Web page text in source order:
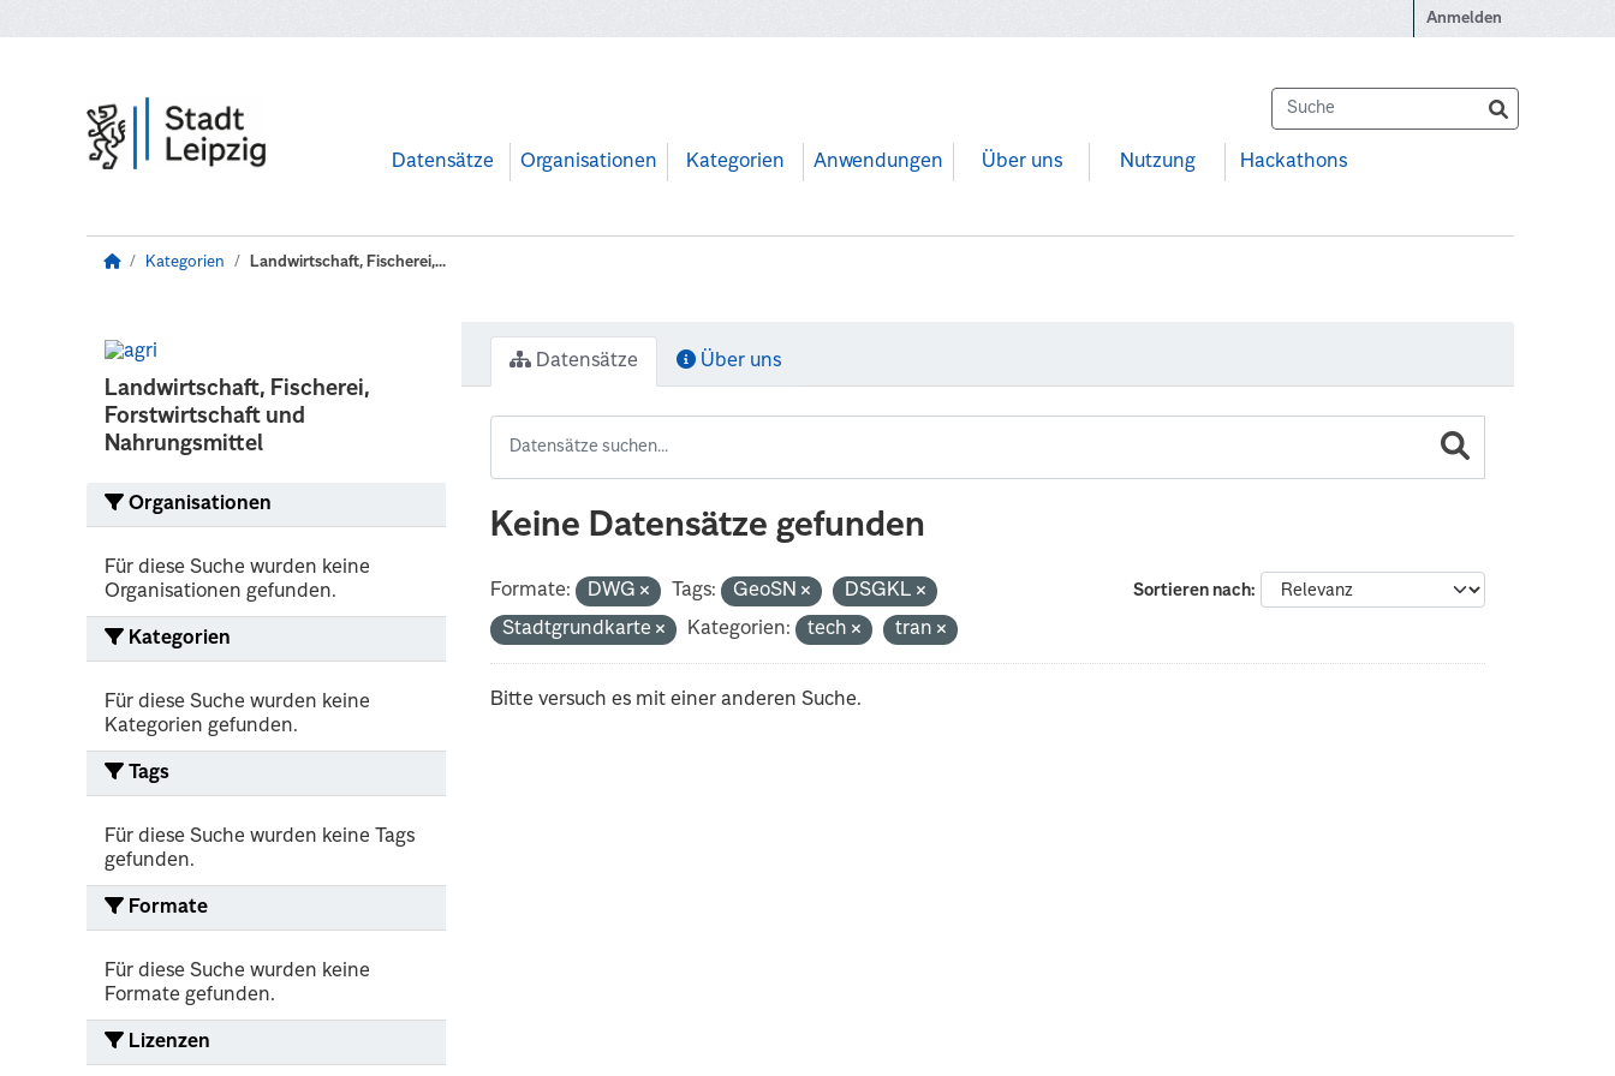
Anmelden
Datensätze Organisationen Kategorien Anwendungen Über uns Nutzung Hackathons
Kategorien Landwirtschaft, Fischerei,...
Landwirtschaft, Fischerei,
Forstwirtschaft und
Nahrungsmittel
Organisationen
Für diese Suche wurden keine
Organisationen gefunden.
Kategorien
Für diese Suche wurden keine
Kategorien gefunden.
Tags
Für diese Suche wurden keine Tags
gefunden.
Formate
Für diese Suche wurden keine
Formate gefunden.
Lizenzen
Datensätze Über uns
Keine Datensätze gefunden
Sortieren nach
Formate: DWG Tags: GeoSN
DSGKL
Stadtgrundkarte
Kategorien: tech tran
Bitte versuch es mit einer anderen Suche.